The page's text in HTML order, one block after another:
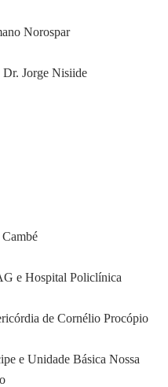
Norospar
Jorge Nisiide
e Hospital Policlínica
de Cornélio Procópio
e Unidade Básica Nossa